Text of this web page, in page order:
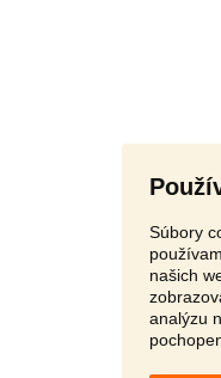
Súbory
našich
analýzu